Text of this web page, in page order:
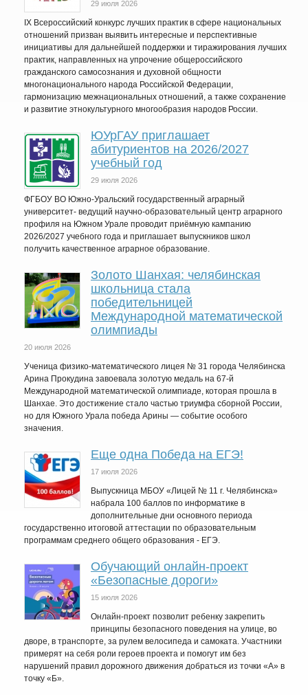
29 июля 2026
IX Всероссийский конкурс лучших практик в сфере национальных
отношений призван выявить интересные и перспективные
инициативы для дальнейшей поддержки и тиражирования лучших
практик, направленных на упрочение общероссийского
гражданского самосознания и духовной общности
многонационального народа Российской Федерации,
гармонизацию межнациональных отношений, а также сохранение
и развитие этнокультурного многообразия народов России.
ЮУрГАУ приглашает
абитуриентов на 2026/2027
учебный год
29 июля 2026
ФГБОУ ВО Южно-Уральский государственный аграрный
университет- ведущий научно-образовательный центр аграрного
профиля на Южном Урале проводит приёмную кампанию
2026/2027 учебного года и приглашает выпускников школ
получить качественное аграрное образование.
Золото Шанхая: челябинская
школьница стала
победительницей
Международной математической
олимпиады
20 июля 2026
Ученица физико-математического лицея № 31 города Челябинска
Арина Прокудина завоевала золотую медаль на 67-й
Международной математической олимпиаде, которая прошла в
Шанхае. Это достижение стало частью триумфа сборной России,
но для Южного Урала победа Арины — событие особого
значения.
Еще одна Победа на ЕГЭ!
17 июля 2026
Выпускница МБОУ «Лицей № 11 г. Челябинска»
набрала 100 баллов по информатике в
дополнительные дни основного периода
государственно итоговой аттестации по образовательным
программам среднего общего образования - ЕГЭ.
Обучающий онлайн-проект
«Безопасные дороги»
15 июля 2026
Онлайн-проект позволит ребенку закрепить
принципы безопасного поведения на улице, во
дворе, в транспорте, за рулем велосипеда и самоката. Участники
примерят на себя роли героев проекта и помогут им без
нарушений правил дорожного движения добраться из точки «А» в
точку «Б».